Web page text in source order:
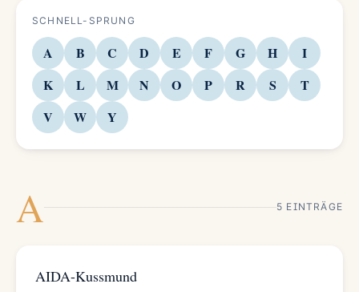
SCHNELL-SPRUNG
A B C D E F G H
I
K
L M N O P R S
T
V
W Y
A 5 EINTRÄGE
AIDA-Kussmund